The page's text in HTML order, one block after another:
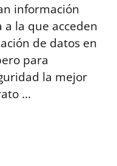
información
la que acceden
de datos en
para
la mejor
...